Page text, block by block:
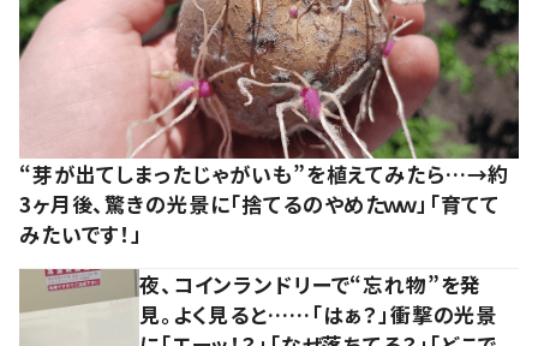
“芽が出てしまったじゃがいも”を植えてみたら…→約
3ヶ月後、驚きの光景に「捨てるのやめたｗｗ」「育てて
みたいです！」
夜、コインランドリーで“忘れ物”を発
見。よく見ると……「はぁ？」衝撃の光景